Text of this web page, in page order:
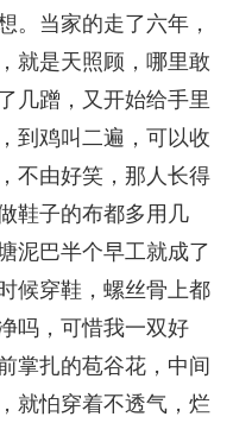
。当家的走了六年，
就是天照顾，哪里敢
几蹭，又开始给手里
到鸡叫二遍，可以收
不由好笑，那人长得
鞋子的布都多用几
泥巴半个早工就成了
候穿鞋，螺丝骨上都
吗，可惜我一双好
掌扎的苞谷花，中间
就怕穿着不透气，烂